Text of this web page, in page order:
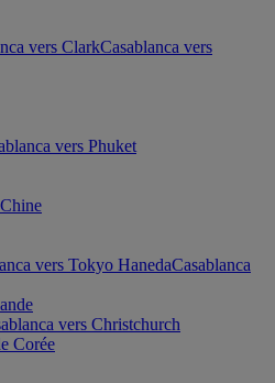
vers ClarkCasablanca vers
vers Phuket
vers Tokyo HanedaCasablanca
vers Christchurch
Corée